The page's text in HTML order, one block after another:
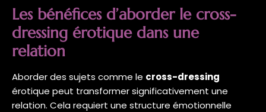
Les bénéfices d’aborder le cross-
dressing érotique dans une
relation
Aborder des sujets comme le cross-dressing
érotique peut transformer significativement une
relation. Cela requiert une structure émotionnelle